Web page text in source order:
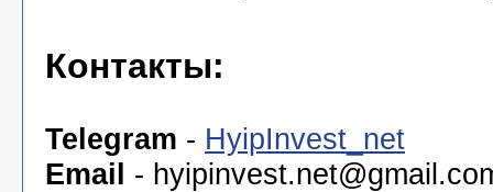
Контакты:
Telegram - HyipInvest_net
Email -